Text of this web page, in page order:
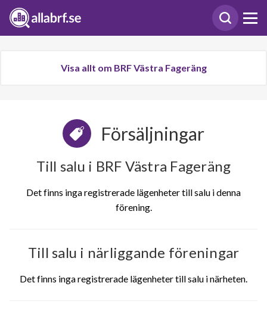
Visa allt om BRF Västra Fageräng
Försäljningar
Till salu i BRF Västra Fageräng
Det finns inga registrerade lägenheter till salu i denna
förening.
Till salu i närliggande föreningar
Det finns inga registrerade lägenheter till salu i närheten.